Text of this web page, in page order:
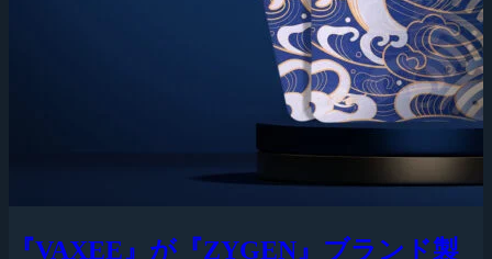
『VAXEE』が『ZYGEN』ブランド製